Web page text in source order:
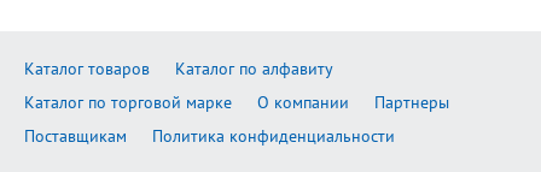
Каталог товаров
Каталог по алфавиту
Каталог по торговой марке
О компании
Партнеры
Поставщикам
Политика конфиденциальности